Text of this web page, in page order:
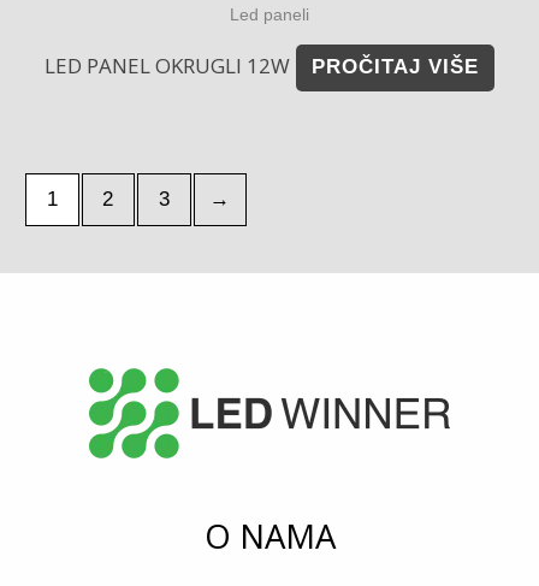
Led paneli
LED PANEL OKRUGLI 12W PROČITAJ VIŠE
1 2 3 →
O NAMA